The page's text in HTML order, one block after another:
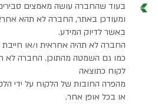
בעוד שהחברה עושה מאמצים
ומעודכן באתר, החברה לא תהא
באשר לדיוק המידע.
החברה לא תהיה אחראית ו/או
כמו גם השמטה מהתוכן. החברה לא
לקוח כתוצאה
מהפרה החובות של הלקוח על ידי
או בכל אופן אחר.